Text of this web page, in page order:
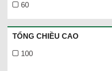
60
TỔNG CHIỀU CAO
100